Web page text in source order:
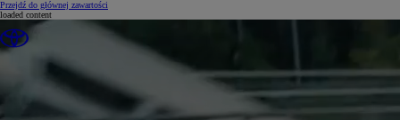
Przejdź do głównej zawartości
loaded content